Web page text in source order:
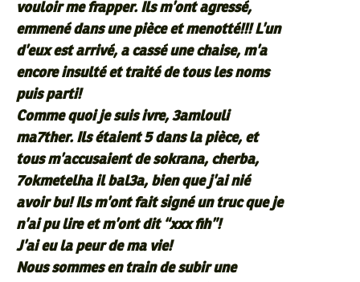
vouloir me frapper. Ils m’ont agressé,
emmené dans une pièce et menotté!!! L’un
d’eux est arrivé, a cassé une chaise, m’a
encore insulté et traité de tous les noms
puis parti!
Comme quoi je suis ivre, 3amlouli
ma7ther. Ils étaient 5 dans la pièce, et
tous m’accusaient de sokrana, cherba,
7okmetelha il bal3a, bien que j’ai nié
avoir bu! Ils m’ont fait signé un truc que je
n’ai pu lire et m’ont dit “xxx fih”!
J’ai eu la peur de ma vie!
Nous sommes en train de subir une